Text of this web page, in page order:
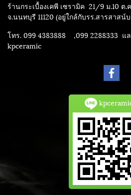
ร้านกระเบื้องเคพี เซรามิค 21/9 ม.10 ต.
จ.นนทบุรี 11120 (อยู่ใกล้กับรร.สารสาสน์
โทร. 099 4383888 ,099 2288333
kpceramic